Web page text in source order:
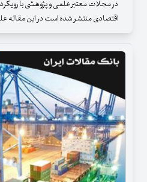
در مجلات معتبر علمی و پژوهشی با
اقتصادی منتشر شده است در این مقاله